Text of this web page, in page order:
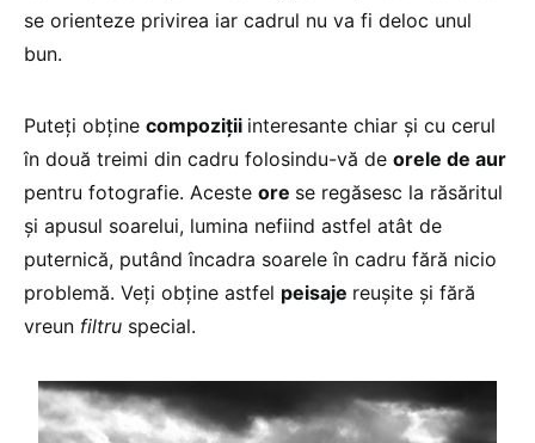
se orienteze privirea iar cadrul nu va fi deloc unul
bun.
Puteţi obţine compoziţii interesante chiar şi cu cerul
în două treimi din cadru folosindu-vă de orele de aur
pentru fotografie. Aceste ore se regăsesc la răsăritul
şi apusul soarelui, lumina nefiind astfel atât de
puternică, putând încadra soarele în cadru fără nicio
problemă. Veţi obţine astfel peisaje reuşite şi fără
vreun filtru special.